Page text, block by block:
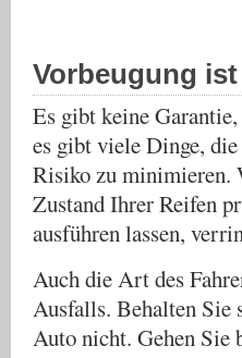
Vorbeugung
Es gibt keine
es gibt viele Dinge,
Risiko zu minimieren.
Zustand Ihrer Reifen
ausführen lassen,
Auch die Art des
Ausfalls. Behalten Sie
Auto nicht. Gehen Sie